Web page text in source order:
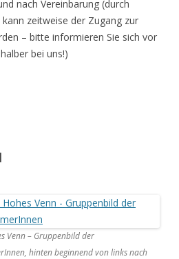
nach Vereinbarung (durch
zeitweise der Zugang zur
– bitte informieren Sie sich vor
bei uns!)
Venn – Gruppenbild der
hinten beginnend von links nach